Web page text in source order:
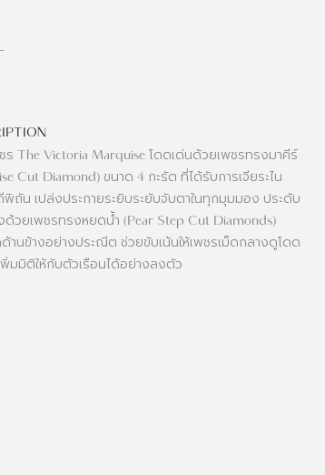
ร The Victoria Marquise โดดเด่นด้วยเพชรทรงมาคีร์
Cut Diamond) ขนาด 4 กะรัต ที่ได้รับการเจียระไน
ถัน เปล่งประกายระยิบระยับจับตาในทุกมุมมอง ประดับ
ด้วยเพชรทรงหยดน้ำ (Pear Step Cut Diamonds)
านข้างอย่างประณีต ช่วยขับเน้นให้เพชรเม็ดกลางดูโดด
พิ่มมิติให้กับตัวเรือนได้อย่างลงตัว